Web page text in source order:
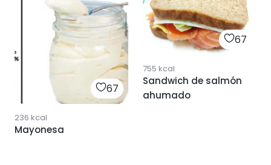
67
236 kcal
Mayonesa
67
755 kcal
Sandwich de salmón
ahumado